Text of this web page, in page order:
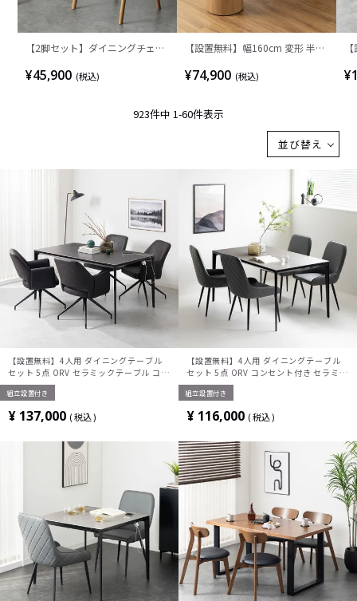
【2脚セット】ダイニングチェア
リビング椅子 板座 食卓椅子 おし
ダン ナチュラル ブラウン 完成品
¥45,900 (税込)
【設置無料】幅160cm 変形 半円
LENAS コンクリート調 木脚 北欧
ル おしゃれ ナチュラルモダン 韓
国インテリア風 グレージュ
¥74,900 (税込)
ク
並び替え
923件中 1-60件表示
【設置無料】4人用 ダイニングテーブル
セット 5点 ORV セラミックテーブル コン
セント付き 回転 ダイニングチェア モダン
ダイニングセット おしゃれ (幅150cm 食
組立設置付き
¥ 137,000 税込
【設置無料】4人用 ダイニングテーブル
セット 5点 ORV コンセント付き セラミッ
クテーブル モダン ダイニングチェア おし
ゃれ グレー (幅150cm 食卓テーブル×1
組立設置付き
¥ 116,000 税込